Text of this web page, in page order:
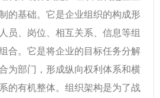
的基础。它是企业组织的构成形
员、岗位、相互关系、信息等组
合。它是将企业的目标任务分解
为部门，形成纵向权利体系和横
的有机整体。组织架构是为了战